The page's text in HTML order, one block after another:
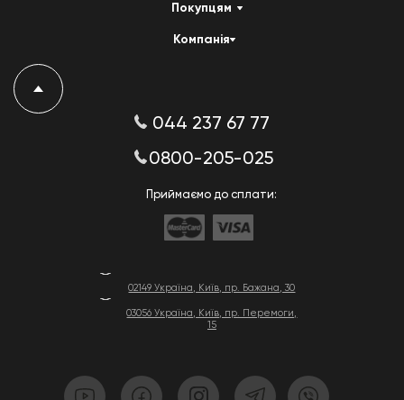
02149 Україна, Київ, пр. Бажана, 30
03056 Україна, Київ, пр. Перемоги,
15
Покупцям
Компанія
044 237 67 77
0800-205-025
Приймаємо до сплати: